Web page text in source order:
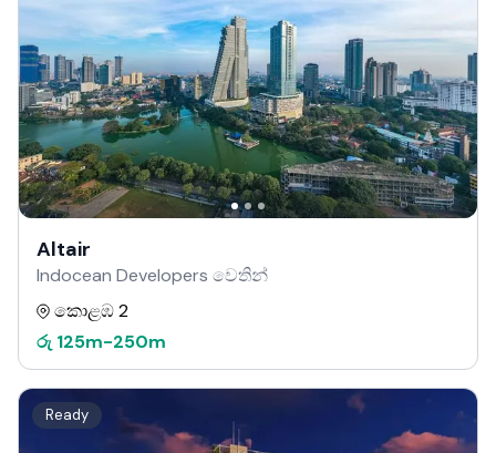
Altair
Indocean Developers වෙතින්
කොළඹ 2
රු 125m-250m
Ready